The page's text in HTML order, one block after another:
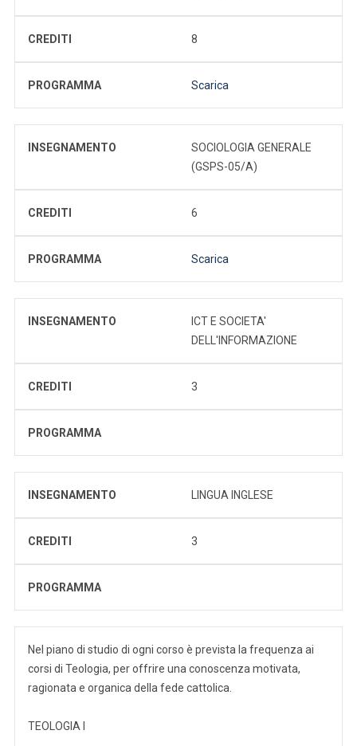
CREDITI 8
PROGRAMMA Scarica
INSEGNAMENTO
SOCIOLOGIA GENERALE
(GSPS-05/A)
CREDITI 6
PROGRAMMA Scarica
INSEGNAMENTO
ICT E SOCIETA'
DELL'INFORMAZIONE
CREDITI 3
PROGRAMMA
INSEGNAMENTO LINGUA INGLESE
CREDITI 3
PROGRAMMA
Nel piano di studio di ogni corso è prevista la frequenza ai
corsi di Teologia, per offrire una conoscenza motivata,
ragionata e organica della fede cattolica.
TEOLOGIA I